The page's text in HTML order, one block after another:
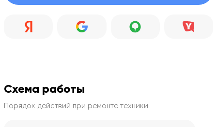
Схема работы
Порядок действий при ремонте техники